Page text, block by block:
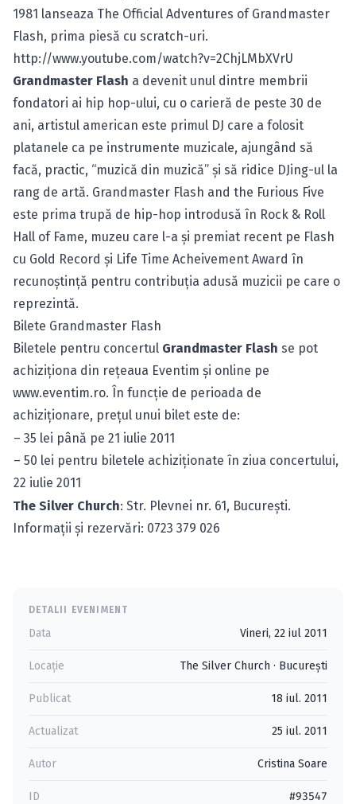
1981 lanseaza The Official Adventures of Grandmaster
Flash, prima piesă cu scratch-uri.
http://www.youtube.com/watch?v=2ChjLMbXVrU
Grandmaster Flash a devenit unul dintre membrii
fondatori ai hip hop-ului, cu o carieră de peste 30 de
ani, artistul american este primul DJ care a folosit
platanele ca pe instrumente muzicale, ajungând să
facă, practic, “muzică din muzică” şi să ridice DJing-ul la
rang de artă. Grandmaster Flash and the Furious Five
este prima trupă de hip-hop introdusă în Rock & Roll
Hall of Fame, muzeu care l-a şi premiat recent pe Flash
cu Gold Record şi Life Time Acheivement Award în
recunoştinţă pentru contribuţia adusă muzicii pe care o
reprezintă.
Bilete Grandmaster Flash
Biletele pentru concertul Grandmaster Flash se pot
achiziţiona din reţeaua Eventim şi online pe
www.eventim.ro. În funcţie de perioada de
achiziţionare, preţul unui bilet este de:
– 35 lei până pe 21 iulie 2011
– 50 lei pentru biletele achiziţionate în ziua concertului,
22 iulie 2011
The Silver Church: Str. Plevnei nr. 61, Bucureşti.
Informaţii şi rezervări: 0723 379 026
DETALII EVENIMENT
Data Vineri, 22 iul 2011
Locație The Silver Church · Bucureşti
Publicat 18 iul. 2011
Actualizat 25 iul. 2011
Autor Cristina Soare
ID #93547